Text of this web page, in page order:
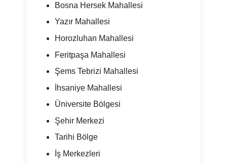
Bosna Hersek Mahallesi
Yazır Mahallesi
Horozluhan Mahallesi
Feritpaşa Mahallesi
Şems Tebrizi Mahallesi
İhsaniye Mahallesi
Üniversite Bölgesi
Şehir Merkezi
Tarihi Bölge
İş Merkezleri